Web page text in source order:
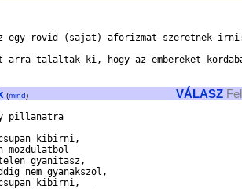
egy rovid (sajat) aforizmat szeretnek
arra talaltak ki, hogy az embereket
(mind) VÁLASZ
pillanatra
kibirni,
mozdulatbol
gyanitasz,
nem gyanakszol,
kibirni,